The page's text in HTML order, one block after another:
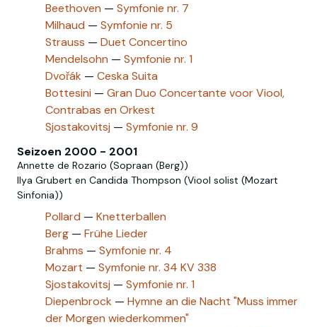
Beethoven — Symfonie nr. 7
Milhaud — Symfonie nr. 5
Strauss — Duet Concertino
Mendelsohn — Symfonie nr. 1
Dvořák — Ceska Suita
Bottesini — Gran Duo Concertante voor Viool,
Contrabas en Orkest
Sjostakovitsj — Symfonie nr. 9
Seizoen 2000 - 2001
Annette de Rozario (Sopraan (Berg))
Ilya Grubert en Candida Thompson (Viool solist (Mozart
Sinfonia))
Pollard — Knetterballen
Berg — Frühe Lieder
Brahms — Symfonie nr. 4
Mozart — Symfonie nr. 34 KV 338
Sjostakovitsj — Symfonie nr. 1
Diepenbrock — Hymne an die Nacht "Muss immer
der Morgen wiederkommen"